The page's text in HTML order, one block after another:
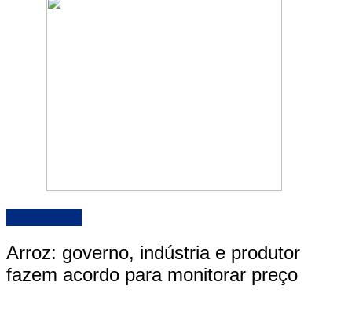
Arroz: governo, indústria e produtor
fazem acordo para monitorar preço